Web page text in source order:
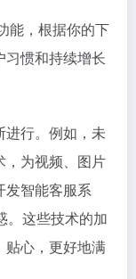
能，根据你的下
惯和持续增长
行。例如，未
，为视频、图片
发智能客服系
。这些技术的加
贴心，更好地满